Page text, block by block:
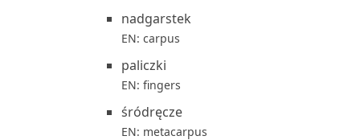
nadgarstek
EN: carpus
paliczki
EN: fingers
śródręcze
EN: metacarpus